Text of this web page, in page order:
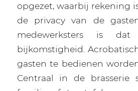
opgezet, waarbij rekening
de privacy van de
medewerksters is
bijkomstigheid.
gasten te bedienen
Centraal in de brasserie